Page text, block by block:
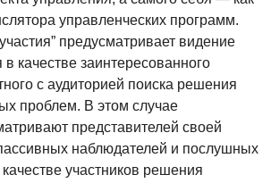
управленческих программ.
предусматривает видение
качестве заинтересованного
с аудиторией поиска решения
проблем. В этом случае
представителей своей
наблюдателей и послушных
участников решения